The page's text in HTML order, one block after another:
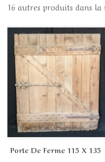
16 autres produits dans la
Porte De Ferme 115 X 135